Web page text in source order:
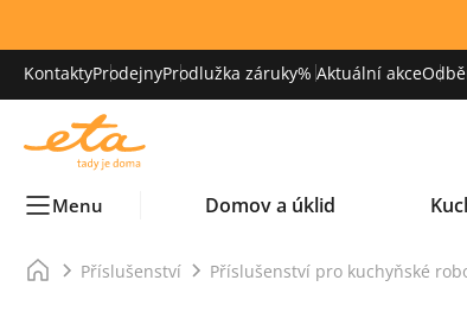
KontaktyProdejnyProdlužka záruky% Aktuální akce
Menu Domov a úklid
Příslušenství Příslušenství pro kuchyňské